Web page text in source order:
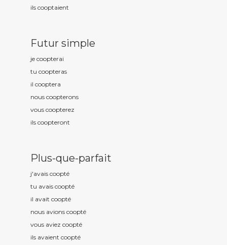
ils cooptaient
Futur simple
je coopterai
tu coopteras
il cooptera
nous coopterons
vous coopterez
ils coopteront
Plus-que-parfait
j'avais coopté
tu avais coopté
il avait coopté
nous avions coopté
vous aviez coopté
ils avaient coopté